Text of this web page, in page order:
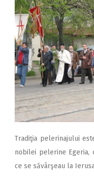
Tradiţia pelerinajului
nobilei pelerine Egeria,
ce se săvârşeau la